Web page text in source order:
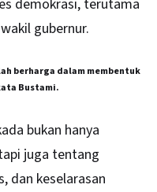
demokrasi, terutama
gubernur.
berharga dalam membentuk
Bustami.
bukan hanya
juga tentang
dan keselarasan